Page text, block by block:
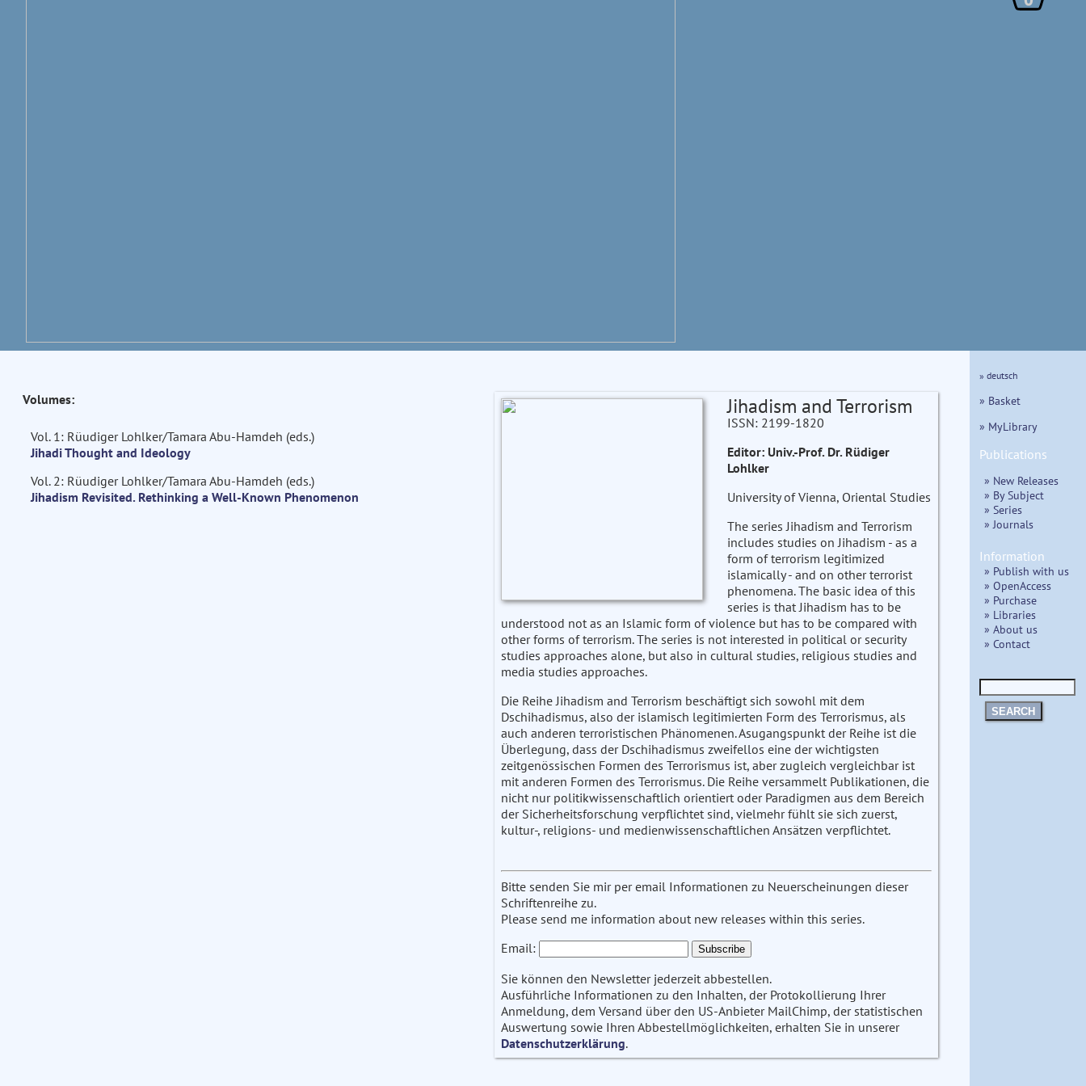
Jihadism and Terrorism
ISSN: 2199-1820
Editor: Univ.-Prof. Dr. Rüdiger
Lohlker
University of Vienna, Oriental Studies
The series Jihadism and Terrorism
includes studies on Jihadism - as a
form of terrorism legitimized
islamically - and on other terrorist
phenomena. The basic idea of this
series is that Jihadism has to be
understood not as an Islamic form of violence but has to be compared with
other forms of terrorism. The series is not interested in political or security
studies approaches alone, but also in cultural studies, religious studies and
media studies approaches.
Die Reihe Jihadism and Terrorism beschäftigt sich sowohl mit dem
Dschihadismus, also der islamisch legitimierten Form des Terrorismus, als
auch anderen terroristischen Phänomenen. Asugangspunkt der Reihe ist die
Überlegung, dass der Dschihadismus zweifellos eine der wichtigsten
zeitgenössischen Formen des Terrorismus ist, aber zugleich vergleichbar ist
mit anderen Formen des Terrorismus. Die Reihe versammelt Publikationen, die
nicht nur politikwissenschaftlich orientiert oder Paradigmen aus dem Bereich
der Sicherheitsforschung verpflichtet sind, vielmehr fühlt sie sich zuerst,
kultur-, religions- und medienwissenschaftlichen Ansätzen verpflichtet.
Bitte senden Sie mir per email Informationen zu Neuerscheinungen dieser
Schriftenreihe zu.
Please send me information about new releases within this series.
Email:
Sie können den Newsletter jederzeit abbestellen.
Ausführliche Informationen zu den Inhalten, der Protokollierung Ihrer
Anmeldung, dem Versand über den US-Anbieter MailChimp, der statistischen
Auswertung sowie Ihren Abbestellmöglichkeiten, erhalten Sie in unserer
Datenschutzerklärung.
Volumes:
Vol. 1: Rüudiger Lohlker/Tamara Abu-Hamdeh (eds.)
Jihadi Thought and Ideology
Vol. 2: Rüudiger Lohlker/Tamara Abu-Hamdeh (eds.)
Jihadism Revisited. Rethinking a Well-Known Phenomenon
» deutsch
» Basket
» MyLibrary
Publications
» New Releases
» By Subject
» Series
» Journals
Information
» Publish with us
» OpenAccess
» Purchase
» Libraries
» About us
» Contact
SEARCH